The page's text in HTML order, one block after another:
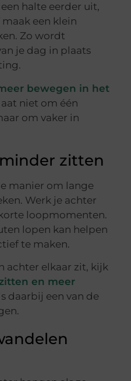
halte eerder uit,
een klein
Zo wordt
je dag in plaats
bewegen in het
niet om één
om vaker in
zitten
manier om lange
Werk je achter
loopmomenten.
lopen kan helpen
te maken.
achter elkaar zit, kijk
en meer
daarbij een van de